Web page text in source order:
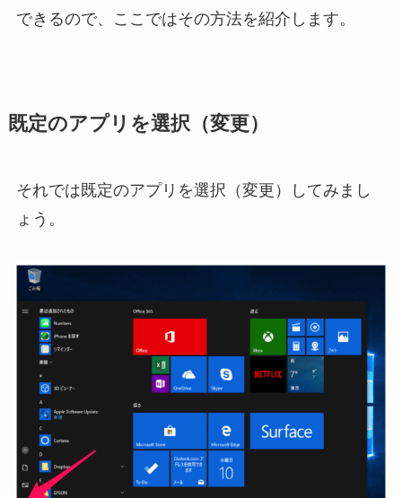
できるので、ここではその方法を紹介します。
既定のアプリを選択（変更）
それでは既定のアプリを選択（変更）してみまし
ょう。